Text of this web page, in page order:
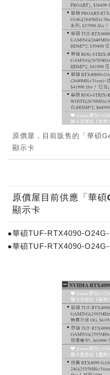
原價屋，目前販售的「華碩
顯示卡
原價屋目前供應「華
顯示卡
●華碩TUF-RTX4090-
●華碩TUF-RTX4090-